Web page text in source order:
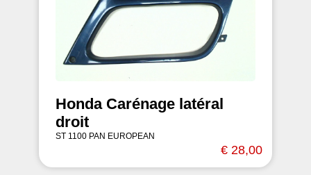
Honda Carénage latéral
droit
ST 1100 PAN EUROPEAN
€ 28,00